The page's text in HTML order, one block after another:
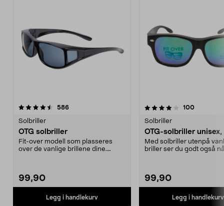
586anmeldelser
Solbriller
OTG solbriller
Fit-over modell som plasseres
over de vanlige brillene dine.
99,90
Legg i handlekurv
4.0av 5 stjerner 100
Solbriller
OTG-solbriller
Med solbriller utenpå
briller ser du godt også
99,90
Legg i handlekurv
4.0av 5 stjerner